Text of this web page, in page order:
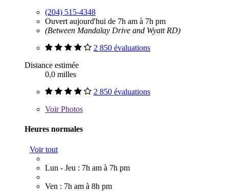
(204) 515-4348
Ouvert aujourd'hui de 7h am à 7h pm
(Between Mandalay Drive and Wyatt RD)
2 850 évaluations
Distance estimée
0,0 milles
2 850 évaluations
VoirPhotos
Heures normales
Voir tout
Lun - Jeu : 7h am à 7h pm
Ven : 7h am à 8h pm